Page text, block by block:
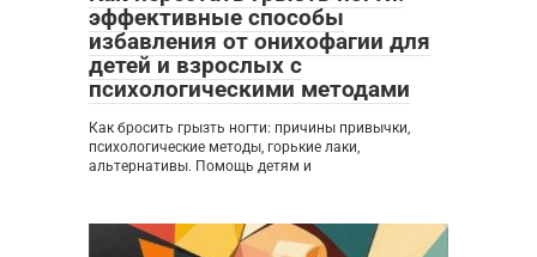
эффективные способы
избавления от онихофагии для
детей и взрослых с
психологическими методами
Как бросить грызть ногти: причины привычки,
психологические методы, горькие лаки,
альтернативы. Помощь детям и